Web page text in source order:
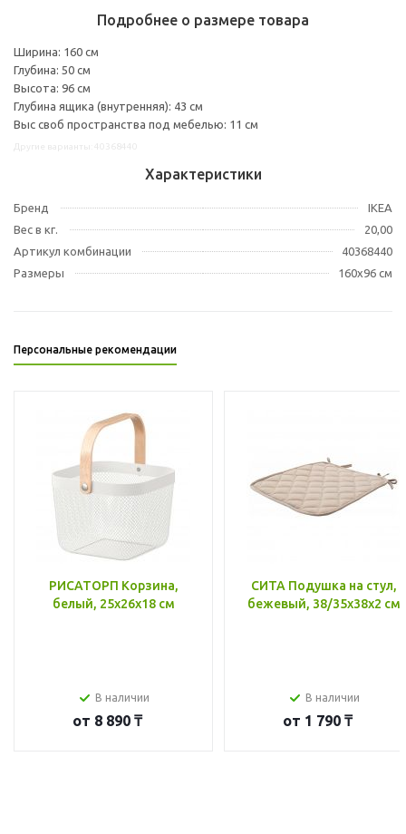
Подробнее о размере товара
Ширина: 160 см
Глубина: 50 см
Высота: 96 см
Глубина ящика (внутренняя): 43 см
Выс своб пространства под мебелью: 11 см
Характеристики
Бренд
IKEA
Вес в кг.
20,00
Артикул комбинации
40368440
Размеры
160x96 см
Персональные рекомендации
РИСАТОРП Корзина,
белый, 25x26x18 см
В наличии
от 8 890 ₸
СИТА Подушка на стул,
бежевый, 38/35x38x2 см
В наличии
от 1 790 ₸